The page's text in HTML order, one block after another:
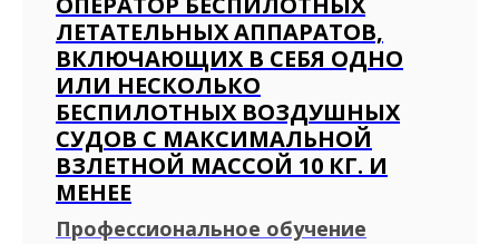
ЛЕТАТЕЛЬНЫХ АППАРАТОВ,
ВКЛЮЧАЮЩИХ В СЕБЯ ОДНО
ИЛИ НЕСКОЛЬКО
БЕСПИЛОТНЫХ ВОЗДУШНЫХ
СУДОВ С МАКСИМАЛЬНОЙ
ВЗЛЕТНОЙ МАССОЙ 10 КГ. И
МЕНЕЕ
Профессиональное обучение